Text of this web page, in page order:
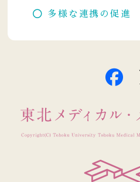
多様な連携の促進